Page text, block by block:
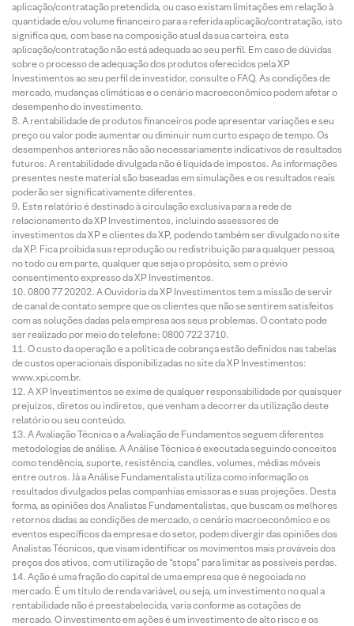
aplicação/contratação pretendida, ou caso existam limitações em relação à
quantidade e/ou volume financeiro para a referida aplicação/contratação, isto
significa que, com base na composição atual da sua carteira, esta
aplicação/contratação não está adequada ao seu perfil. Em caso de dúvidas
sobre o processo de adequação dos produtos oferecidos pela XP
Investimentos ao seu perfil de investidor, consulte o FAQ. As condições de
mercado, mudanças climáticas e o cenário macroeconômico podem afetar o
desempenho do investimento.
A rentabilidade de produtos financeiros pode apresentar variações e seu
preço ou valor pode aumentar ou diminuir num curto espaço de tempo. Os
desempenhos anteriores não são necessariamente indicativos de resultados
futuros. A rentabilidade divulgada não é líquida de impostos. As informações
presentes neste material são baseadas em simulações e os resultados reais
poderão ser significativamente diferentes.
Este relatório é destinado à circulação exclusiva para a rede de
relacionamento da XP Investimentos, incluindo assessores de
investimentos da XP e clientes da XP, podendo também ser divulgado no site
da XP. Fica proibida sua reprodução ou redistribuição para qualquer pessoa,
no todo ou em parte, qualquer que seja o propósito, sem o prévio
consentimento expresso da XP Investimentos.
0800 77 20202. A Ouvidoria da XP Investimentos tem a missão de servir
de canal de contato sempre que os clientes que não se sentirem satisfeitos
com as soluções dadas pela empresa aos seus problemas. O contato pode
ser realizado por meio do telefone: 0800 722 3710.
O custo da operação e a política de cobrança estão definidos nas tabelas
de custos operacionais disponibilizadas no site da XP Investimentos:
www.xpi.com.br.
A XP Investimentos se exime de qualquer responsabilidade por quaisquer
prejuízos, diretos ou indiretos, que venham a decorrer da utilização deste
relatório ou seu conteúdo.
A Avaliação Técnica e a Avaliação de Fundamentos seguem diferentes
metodologias de análise. A Análise Técnica é executada seguindo conceitos
como tendência, suporte, resistência, candles, volumes, médias móveis
entre outros. Já a Análise Fundamentalista utiliza como informação os
resultados divulgados pelas companhias emissoras e suas projeções. Desta
forma, as opiniões dos Analistas Fundamentalistas, que buscam os melhores
retornos dadas as condições de mercado, o cenário macroeconômico e os
eventos específicos da empresa e do setor, podem divergir das opiniões dos
Analistas Técnicos, que visam identificar os movimentos mais prováveis dos
preços dos ativos, com utilização de “stops” para limitar as possíveis perdas.
Ação é uma fração do capital de uma empresa que é negociada no
mercado. É um título de renda variável, ou seja, um investimento no qual a
rentabilidade não é preestabelecida, varia conforme as cotações de
mercado. O investimento em ações é um investimento de alto risco e os